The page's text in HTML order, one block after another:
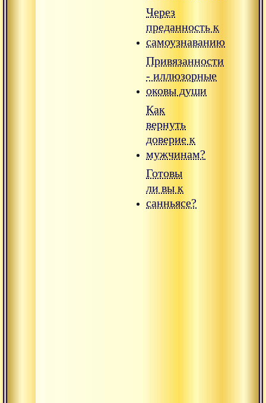
Через
преданность к
самоузнаванию
Привязанности
- иллюзорные
оковы души
Как
вернуть
доверие к
мужчинам?
Готовы
ли вы к
санньясе?